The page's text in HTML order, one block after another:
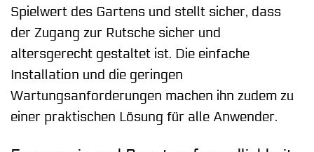
Spielwert des Gartens und stellt sicher, dass
der Zugang zur Rutsche sicher und
altersgerecht gestaltet ist. Die einfache
Installation und die geringen
Wartungsanforderungen machen ihn zudem zu
einer praktischen Lösung für alle Anwender.